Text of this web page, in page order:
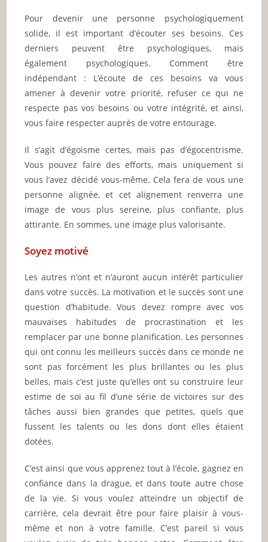
Pour devenir une personne psychologiquement
solide, il est important d’écouter ses besoins. Ces
derniers peuvent être psychologiques, mais
également psychologiques. Comment être
indépendant : L’écoute de ces besoins va vous
amener à devenir votre priorité, refuser ce qui ne
respecte pas vos besoins ou votre intégrité, et ainsi,
vous faire respecter auprès de votre entourage.
Il s’agit d’égoisme certes, mais pas d’égocentrisme.
Vous pouvez faire des efforts, mais uniquement si
vous l’avez décidé vous-même. Cela fera de vous une
personne alignée, et cet alignement renverra une
image de vous plus sereine, plus confiante, plus
attirante. En sommes, une image plus valorisante.
Soyez motivé
Les autres n’ont et n’auront aucun intérêt particulier
dans votre succès. La motivation et le succès sont une
question d’habitude. Vous devez rompre avec vos
mauvaises habitudes de procrastination et les
remplacer par une bonne planification. Les personnes
qui ont connu les meilleurs succès dans ce monde ne
sont pas forcément les plus brillantes ou les plus
belles, mais c’est juste qu’elles ont su construire leur
estime de soi au fil d’une série de victoires sur des
tâches aussi bien grandes que petites, quels que
fussent les talents ou les dons dont elles étaient
dotées.
C’est ainsi que vous apprenez tout à l’école, gagnez en
confiance dans la drague, et dans toute autre chose
de la vie. Si vous voulez atteindre un objectif de
carrière, cela devrait être pour faire plaisir à vous-
même et non à votre famille. C’est pareil si vous